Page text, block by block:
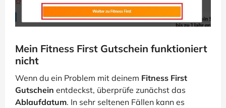
Mein Fitness First Gutschein funktioniert
nicht
Wenn du ein Problem mit deinem Fitness First
Gutschein entdeckst, überprüfe zunächst das
Ablaufdatum. In sehr seltenen Fällen kann es